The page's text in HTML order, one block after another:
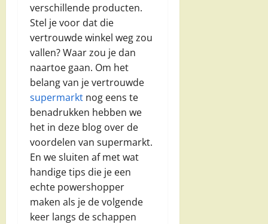
verschillende producten.
Stel je voor dat die
vertrouwde winkel weg zou
vallen? Waar zou je dan
naartoe gaan. Om het
belang van je vertrouwde
supermarkt nog eens te
benadrukken hebben we
het in deze blog over de
voordelen van supermarkt.
En we sluiten af met wat
handige tips die je een
echte powershopper
maken als je de volgende
keer langs de schappen